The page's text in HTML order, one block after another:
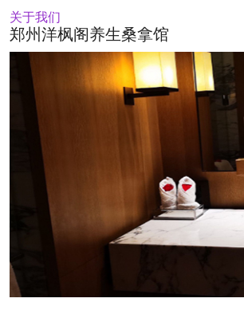
关于我们
郑州洋枫阁养生桑拿馆